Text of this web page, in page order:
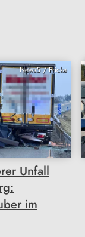
News5 / Fricke
Unfall
im